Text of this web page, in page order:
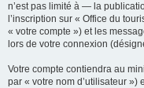
n’est pas limité à — la
l’inscription sur « Office du
« votre compte ») et les
lors de votre connexion
Votre compte contiendra au
par « votre nom d’utilisateur »)